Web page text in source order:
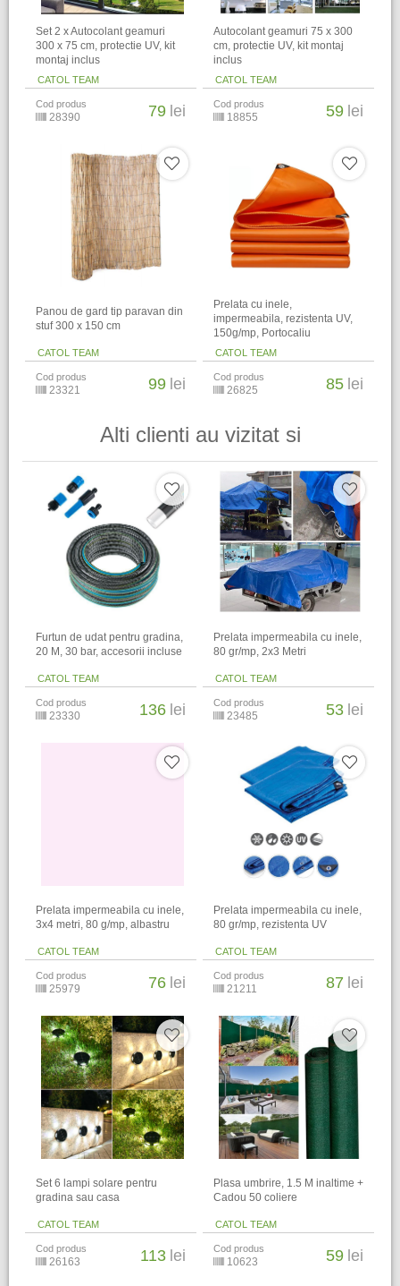
Set 2 x Autocolant geamuri
300 x 75 cm, protectie UV, kit
montaj inclus
CATOL TEAM
Cod produs
28390 79 lei
Autocolant geamuri 75 x 300
cm, protectie UV, kit montaj
inclus
CATOL TEAM
Cod produs
18855 59 lei
Panou de gard tip paravan din
stuf 300 x 150 cm
CATOL TEAM
Cod produs
23321 99 lei
Prelata cu inele,
impermeabila, rezistenta UV,
150g/mp, Portocaliu
CATOL TEAM
Cod produs
26825 85 lei
Alti clienti au vizitat si
Furtun de udat pentru gradina,
20 M, 30 bar, accesorii incluse
CATOL TEAM
Cod produs
23330 136 lei
Prelata impermeabila cu inele,
80 gr/mp, 2x3 Metri
CATOL TEAM
Cod produs
23485 53 lei
Prelata impermeabila cu inele,
3x4 metri, 80 g/mp, albastru
CATOL TEAM
Cod produs
25979 76 lei
Prelata impermeabila cu inele,
80 gr/mp, rezistenta UV
CATOL TEAM
Cod produs
21211 87 lei
Set 6 lampi solare pentru
gradina sau casa
CATOL TEAM
Cod produs
26163 113 lei
Plasa umbrire, 1.5 M inaltime +
Cadou 50 coliere
CATOL TEAM
Cod produs
10623 59 lei